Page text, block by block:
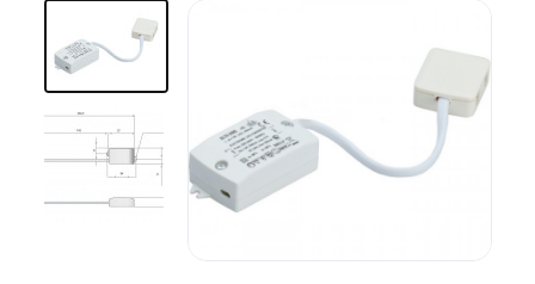
Мебельные образцы, каталоги